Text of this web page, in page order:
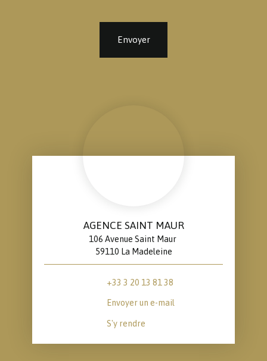
Envoyer
AGENCE SAINT MAUR
106 Avenue Saint Maur
59110 La Madeleine
+33 3 20 13 81 38
Envoyer un e-mail
S'y rendre